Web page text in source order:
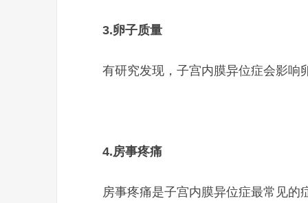
3.卵子质量
有研究发现，子宫内膜异位症会影响
4.房事疼痛
房事疼痛是子宫内膜异位症最常见